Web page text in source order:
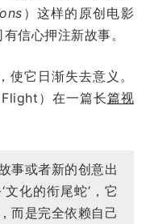
）这样的原创电影
信心押注新故事。
使它日渐失去意义。
）在一篇长篇视
事或者新的创意出
化的衔尾蛇’，它
而是完全依赖自己